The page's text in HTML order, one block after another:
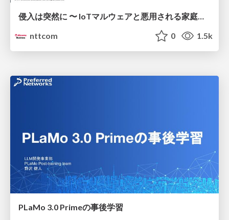
侵入は突然に 〜 IoTマルウェアと悪用される家庭の機器 ～ / When Intrusion Strikes: IoT Malware and the Abuse of Home Devices
nttcom
0 1.5k
PLaMo 3.0 Primeの事後学習